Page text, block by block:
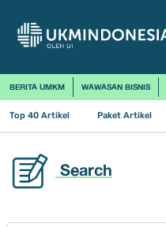
BERITA UMKM WAWASAN BISNIS
Top 40 Artikel Paket Artikel
Search